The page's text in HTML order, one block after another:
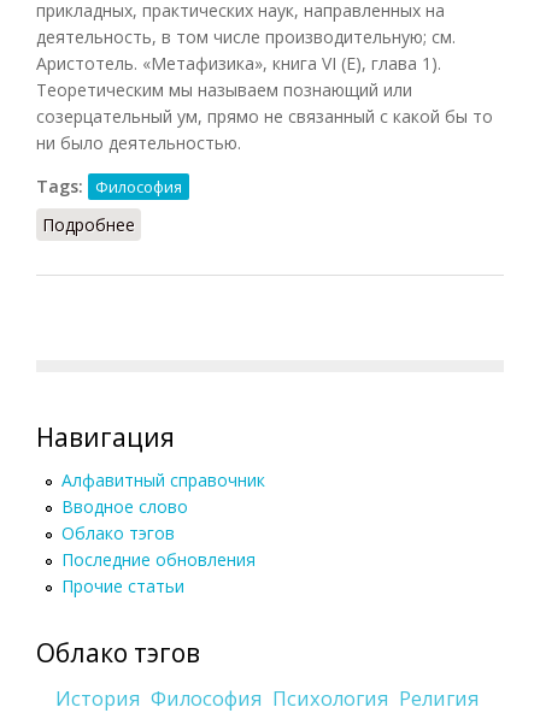
прикладных, практических наук, направленных на
деятельность, в том числе производительную; см.
Аристотель. «Метафизика», книга VI (Е), глава 1).
Теоретическим мы называем познающий или
созерцательный ум, прямо не связанный с какой бы то
ни было деятельностью.
Tags:
Философия
Подробнее
Навигация
Алфавитный справочник
Вводное слово
Облако тэгов
Последние обновления
Прочие статьи
Облако тэгов
История Философия Психология Религия